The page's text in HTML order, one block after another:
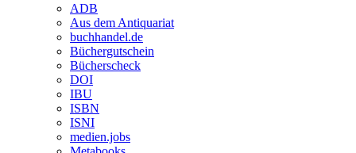
ADB
Aus dem Antiquariat
buchhandel.de
Büchergutschein
Bücherscheck
DOI
IBU
ISBN
ISNI
medien.jobs